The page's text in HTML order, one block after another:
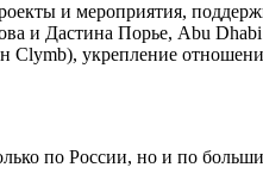
и мероприятия,
и Дастина Порье, Abu
Clymb), укрепление
по России, но и по